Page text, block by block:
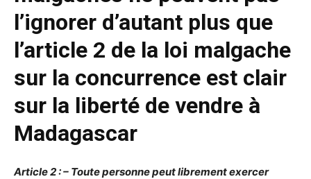
l’ignorer d’autant plus que
l’article 2 de la loi malgache
sur la concurrence est clair
sur la liberté de vendre à
Madagascar
Article 2 : – Toute personne peut librement exercer